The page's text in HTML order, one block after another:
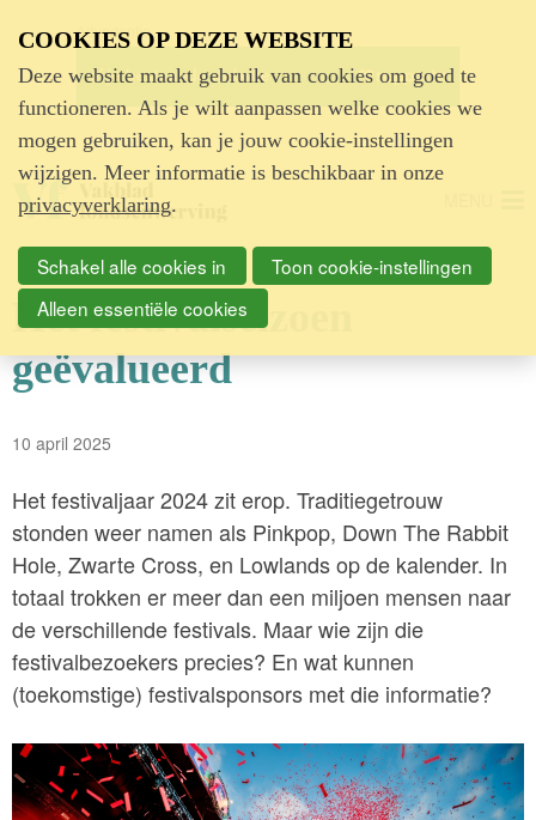
Advertentie
Het festivalseizoen
geëvalueerd
10 april 2025
Het festivaljaar 2024 zit erop. Traditiegetrouw
stonden weer namen als Pinkpop, Down The Rabbit
Hole, Zwarte Cross, en Lowlands op de kalender. In
totaal trokken er meer dan een miljoen mensen naar
de verschillende festivals. Maar wie zijn die
festivalbezoekers precies? En wat kunnen
(toekomstige) festivalsponsors met die informatie?
COOKIES OP DEZE WEBSITE
Deze website maakt gebruik van cookies om goed te
functioneren. Als je wilt aanpassen welke cookies we
mogen gebruiken, kan je jouw cookie-instellingen
wijzigen. Meer informatie is beschikbaar in onze
privacyverklaring.
Schakel alle cookies in
Toon cookie-instellingen
Alleen essentiële cookies